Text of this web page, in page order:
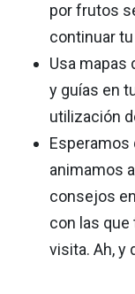
por frutos
continuar
Usa mapas
y guías en
utilización
Esperamos
animamos
consejos
con las
visita. Ah, y